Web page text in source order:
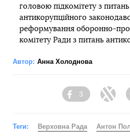
головою підкомітету з
антикорупційного
реформування оборонно-
комітету Ради з питань
Автор: Анна Холоднова
Facebook
3
Теги: Верховна Рада Антон